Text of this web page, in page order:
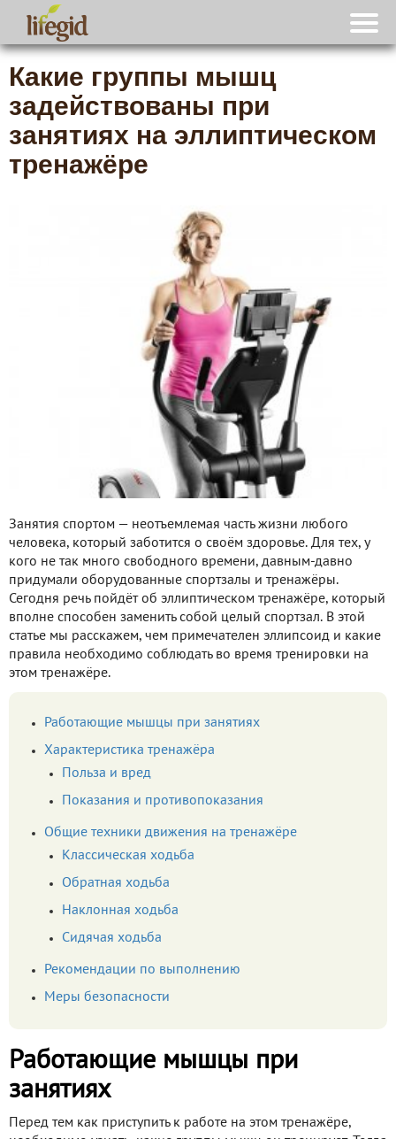
Какие группы мышц
задействованы при
занятиях на эллиптическом
тренажёре
Занятия спортом — неотъемлемая часть жизни любого
человека, который заботится о своём здоровье. Для тех, у
кого не так много свободного времени, давным-давно
придумали оборудованные спортзалы и тренажёры.
Сегодня речь пойдёт об эллиптическом тренажёре, который
вполне способен заменить собой целый спортзал. В этой
статье мы расскажем, чем примечателен эллипсоид и какие
правила необходимо соблюдать во время тренировки на
этом тренажёре.
Работающие мышцы при занятиях
Характеристика тренажёра
Польза и вред
Показания и противопоказания
Общие техники движения на тренажёре
Классическая ходьба
Обратная ходьба
Наклонная ходьба
Сидячая ходьба
Рекомендации по выполнению
Меры безопасности
Работающие мышцы при
занятиях
Перед тем как приступить к работе на этом тренажёре,